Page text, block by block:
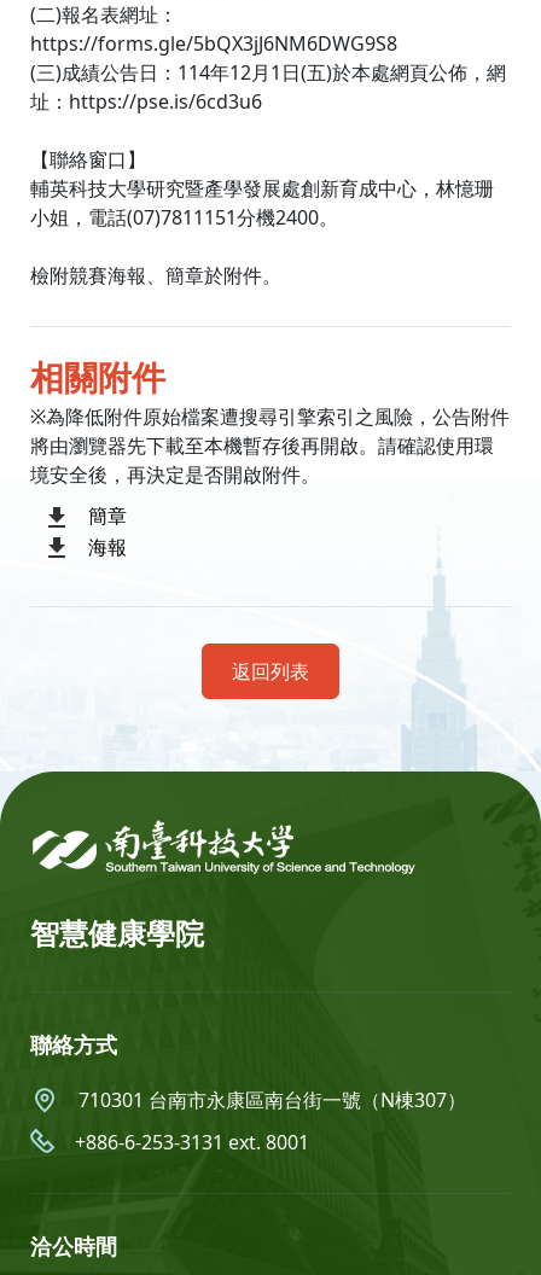
(二)報名表網址：
https://forms.gle/5bQX3jJ6NM6DWG9S8
(三)成績公告日：114年12月1日(五)於本處網頁公佈，網
址：https://pse.is/6cd3u6
【聯絡窗口】
輔英科技大學研究暨產學發展處創新育成中心，林憶珊
小姐，電話(07)7811151分機2400。
檢附競賽海報、簡章於附件。
相關附件
※為降低附件原始檔案遭搜尋引擎索引之風險，公告附件
將由瀏覽器先下載至本機暫存後再開啟。請確認使用環
境安全後，再決定是否開啟附件。
簡章
海報
返回列表
智慧健康學院
聯絡方式
710301 台南市永康區南台街一號（N棟307）
+886-6-253-3131 ext. 8001
洽公時間